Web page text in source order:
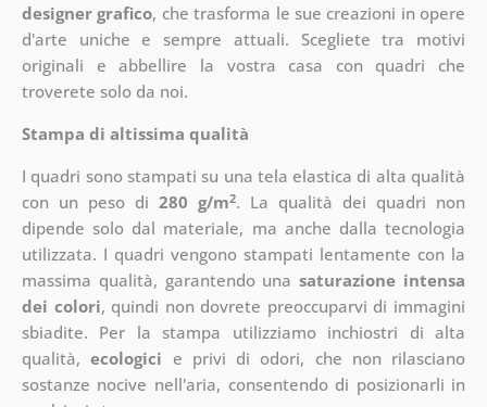
designer grafico, chetrasforma le sue creazioni in opere
d'arte uniche e sempre attuali. Scegliete tra motivi
originali e abbellire la vostra casa con quadri che
troverete solo da noi.
Stampa di altissima qualità
I quadri sono stampati su una tela elastica di alta qualità
con un peso di 280 g/m2. La qualità dei quadri non
dipende solo dal materiale, ma anche dalla tecnologia
utilizzata. I quadri vengono stampati lentamente con la
massima qualità, garantendo unasaturazione intensa
dei colori, quindi non dovrete preoccuparvi di immagini
sbiadite. Per la stampa utilizziamo inchiostri di alta
qualità,ecologici e privi di odori, che non rilasciano
sostanze nocive nell'aria, consentendo di posizionarli in